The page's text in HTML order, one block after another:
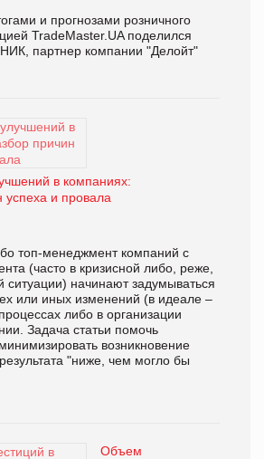
и прогнозами розничного
TradeMaster.UA поделился
партнер компании "Делойт"
в компаниях:
успеха и провала
топ-менеджмент компаний с
(часто в кризисной либо, реже,
ситуации) начинают задумываться
или иных изменений (в идеале –
либо в организации
Задача статьи помочь
возникновение
"ниже, чем могло бы
Объем